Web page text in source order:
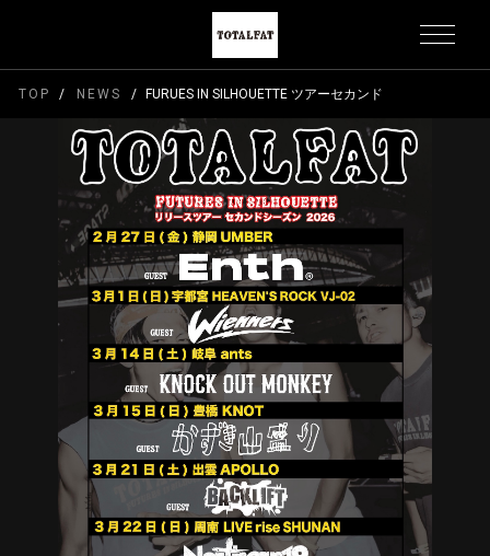
TOP NEWS FURUES IN SILHOUETTE ツアーセカンドシーズン 2026